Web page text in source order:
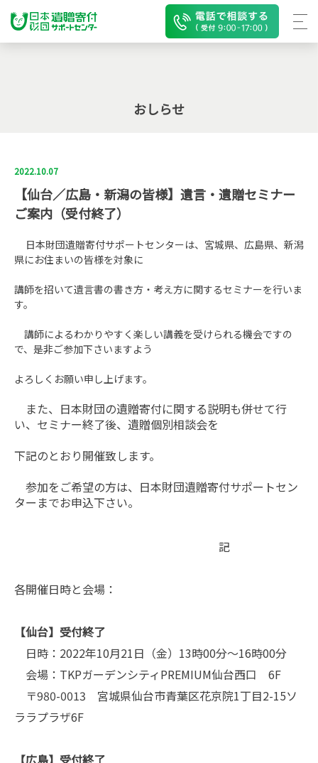
おしらせ
2022.10.07
【仙台／広島・新潟の皆様】遺言・遺贈セミナー
ご案内（受付終了）
日本財団遺贈寄付サポートセンターは、宮城県、広島県、新潟
県にお住まいの皆様を対象に
講師を招いて遺言書の書き方・考え方に関するセミナーを行いま
す。
講師によるわかりやすく楽しい講義を受けられる機会ですの
で、是非ご参加下さいますよう
よろしくお願い申し上げます。
また、日本財団の遺贈寄付に関する説明も併せて行
い、セミナー終了後、 遺贈個別相談会を
下記のとおり開催致します。
参加をご希望の方は、日本財団遺贈寄付サポートセン
ターまでお申込下さい。
記
各開催日時と会場：
【仙台】受付終了
日時： 2022年10月21日（金） 13時00分～16時00分
会場： TKPガーデンシティPREMIUM仙台西口 6F
〒980-0013 宮城県仙台市青葉区花京院1丁目2-15ソ
ララプラザ6F
【広島】受付終了